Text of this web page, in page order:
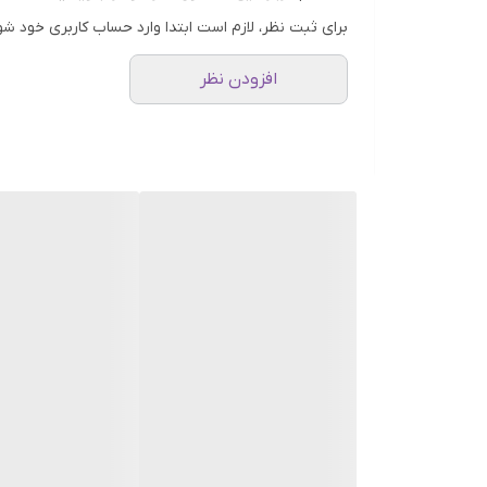
فاقد چسبندگی، فاقد الکل
قابل شست‌وشو با آب
مناسب برای استفاده روزانه
برای ثبت نظر، لازم است ابتدا وارد حساب کاربری خود
افزودن نظر